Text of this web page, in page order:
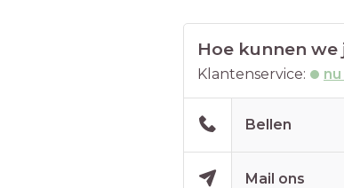
Hoe kunnen we
Klantenservice:
Bellen
Mail ons